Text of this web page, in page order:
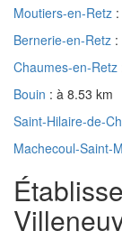
Moutiers-en-Retz
Bernerie-en-Retz :
Chaumes-en-Retz
Bouin : à 8.53 km
Saint-Hilaire-de-
Machecoul-Saint-